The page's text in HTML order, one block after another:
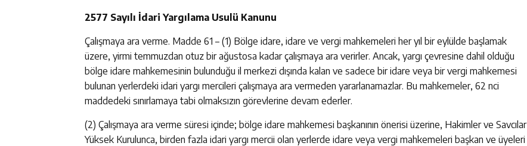
2577 Sayılı İdari Yargılama Usulü Kanunu
Çalışmaya ara verme. Madde 61 – (1) Bölge idare, idare ve vergi mahkemeleri her yıl bir eylülde başlamak
üzere, yirmi temmuzdan otuz bir ağustosa kadar çalışmaya ara verirler. Ancak, yargı çevresine dahil olduğu
bölge idare mahkemesinin bulunduğu il merkezi dışında kalan ve sadece bir idare veya bir vergi mahkemesi
bulunan yerlerdeki idari yargı mercileri çalışmaya ara vermeden yararlanamazlar. Bu mahkemeler, 62 nci
maddedeki sınırlamaya tabi olmaksızın görevlerine devam ederler.
(2) Çalışmaya ara verme süresi içinde; bölge idare mahkemesi başkanının önerisi üzerine, Hakimler ve Savcılar
Yüksek Kurulunca, birden fazla idari yargı mercii olan yerlerde idare veya vergi mahkemeleri başkan ve üyeleri